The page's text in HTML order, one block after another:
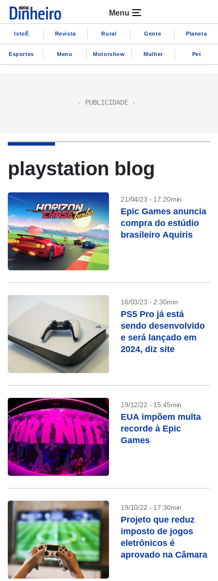
Menu
IstoÉ Revista Rural Gente Planeta
Esportes Menu Motorshow Mulher Pet
playstation blog
21/04/23 - 17:20min
Epic Games anuncia
compra do estúdio
brasileiro Aquiris
16/03/23 - 2:30min
PS5 Pro já está
sendo desenvolvido
e será lançado em
2024, diz site
19/12/22 - 15:45min
EUA impõem multa
recorde à Epic
Games
19/10/22 - 17:30min
Projeto que reduz
imposto de jogos
eletrônicos é
aprovado na Câmara